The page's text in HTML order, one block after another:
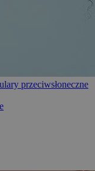
przeciwsłoneczne